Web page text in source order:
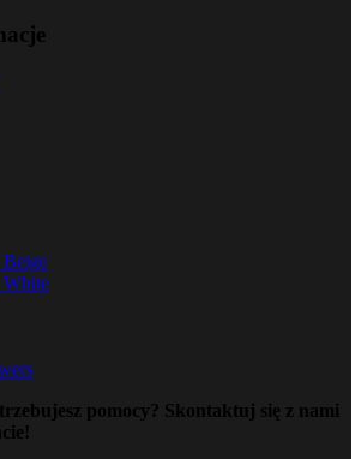
White
pomocy? Skontaktuj się z nami